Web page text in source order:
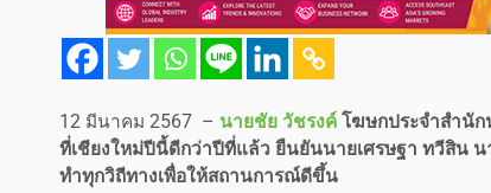
12 มีนาคม 2567 – นายชัย วัชรงค์ โฆษกประจำสำนั
ที่เชียงใหม่ปีนี้ดีกว่าปีที่แล้ว ยืนยันนายเศรษฐา ทวีสิน
ทำทุกวิถีทางเพื่อให้สถานการณ์ดีขึ้น